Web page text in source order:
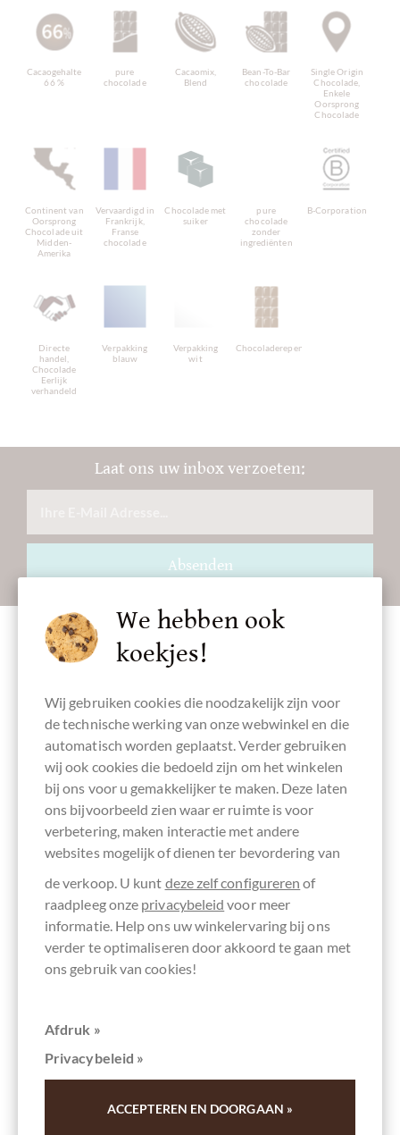
Cacaogehalte
66 %
pure
chocolade
Cacaomix,
Blend
Bean-To-Bar
chocolade
Single Origin
Chocolade,
Enkele
Oorsprong
Chocolade
Continent van
Oorsprong
Chocolade uit
Midden-
Amerika
Vervaardigd in
Frankrijk,
Franse
chocolade
Chocolade met
suiker
pure
chocolade
zonder
ingrediënten
B-Corporation
Directe
handel,
Chocolade
Eerlijk
verhandeld
Verpakking
blauw
Verpakking
wit
Chocoladerepen
Laat ons uw inbox verzoeten:
Absenden
60% Organic Dark Chocolate
Bio Schokolade hergestellt auf Grenada
We hebben ook
koekjes!
Wij gebruiken cookies die noodzakelijk zijn voor
de technische werking van onze webwinkel en die
automatisch worden geplaatst. Verder gebruiken
wij ook cookies die bedoeld zijn om het winkelen
bij ons voor u gemakkelijker te maken. Deze laten
ons bijvoorbeeld zien waar er ruimte is voor
verbetering, maken interactie met andere
websites mogelijk of dienen ter bevordering van
de verkoop. U kunt deze zelf configureren of
raadpleeg onze privacybeleid voor meer
informatie. Help ons uw winkelervaring bij ons
verder te optimaliseren door akkoord te gaan met
ons gebruik van cookies!
Afdruk »
Privacybeleid »
ACCEPTEREN EN DOORGAAN »